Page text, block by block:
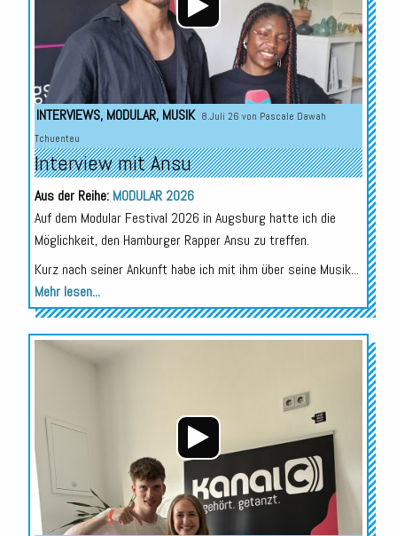
INTERVIEWS, MODULAR, MUSIK 8.Juli 26 von Pascale Dawah
Tchuenteu
Interview mit Ansu
Aus der Reihe: MODULAR 2026
Auf dem Modular Festival 2026 in Augsburg hatte ich die
Möglichkeit, den Hamburger Rapper Ansu zu treffen.
Kurz nach seiner Ankunft habe ich mit ihm über seine Musik...
Mehr lesen...
Audio-
Player